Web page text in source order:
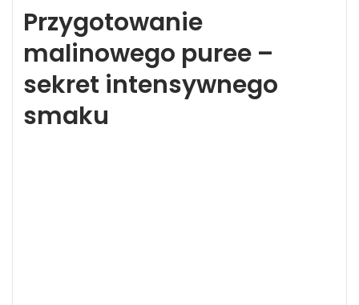
Przygotowanie
malinowego puree –
sekret intensywnego
smaku